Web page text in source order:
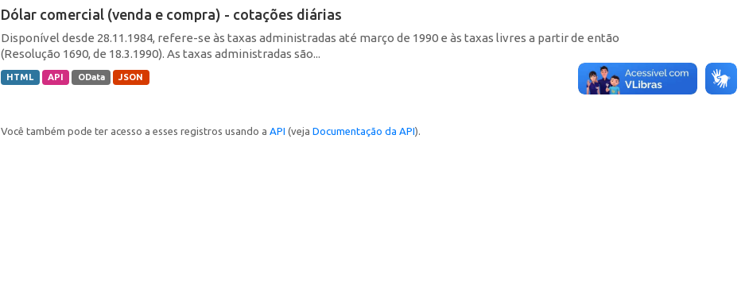
Dólar comercial (venda e compra) - cotações diárias
Disponível desde 28.11.1984, refere-se às taxas administradas até março de 1990 e às taxas livres a partir de então
(Resolução 1690, de 18.3.1990). As taxas administradas são...
HTML API OData JSON
Você também pode ter acesso a esses registros usando a API (veja Documentação da API).